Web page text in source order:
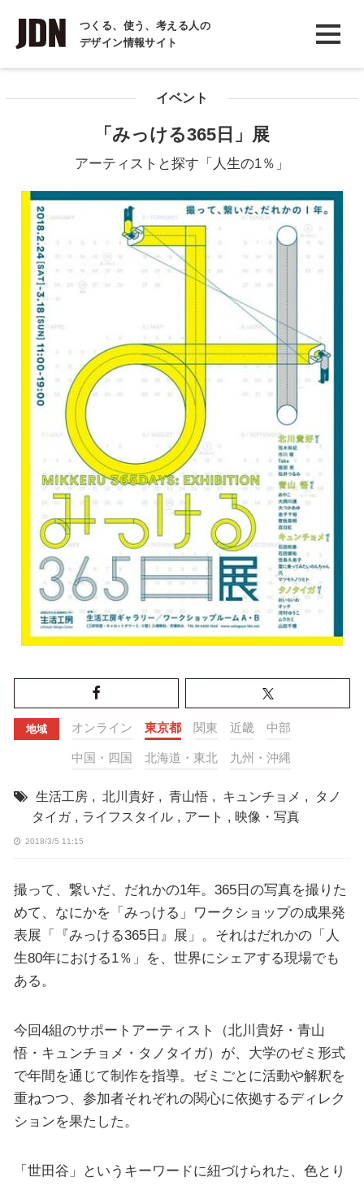
つくる、使う、考える人の
デザイン情報サイト
INTERVIEW
インタビュー
COLUMN
イベント
「みっける365日」展
アーティストと探す「人生の1％」
地域 オンライン 東京都 関東 近畿 中部
中国・四国 北海道・東北 九州・沖縄
生活工房 , 北川貴好 , 青山悟 , キュンチョメ ,
タノ
タイガ , ライフスタイル , アート , 映像・写真
2018/3/5 11:15
撮って、繋いだ、だれかの1年。365日の写真を撮りた
めて、なにかを「みっける」ワークショップの成果発
表展「『みっける365日』展」。それはだれかの「人
生80年における1％」を、世界にシェアする現場でも
ある。
今回4組のサポートアーティスト（北川貴好・青山
悟・キュンチョメ・タノタイガ）が、大学のゼミ形式
で年間を通じて制作を指導。ゼミごとに活動や解釈を
重ねつつ、参加者それぞれの関心に依拠するディレク
ションを果たした。
「世田谷」というキーワードに紐づけられた、色とり